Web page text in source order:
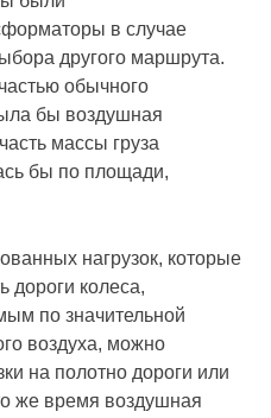
в случае
другого маршрута.
обычного
бы воздушная
массы груза
бы по площади,
нагрузок, которые
дороги колеса,
по значительной
воздуха, можно
на полотно дороги или
же время воздушная